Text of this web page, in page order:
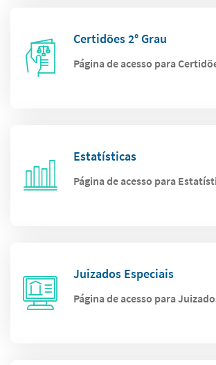
Certidões 2° Grau
Página de acesso para
Estatísticas
Página de acesso para
Juizados Especiais
Página de acesso para